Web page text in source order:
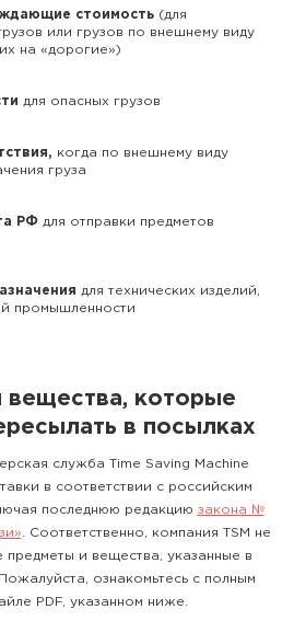
стоимость (для
или грузов по внешнему виду
на «дорогие»)
для опасных грузов
когда по внешнему виду
груза
РФ для отправки предметов
для технических изделий,
промышленности
вещества, которые
в посылках
служба Time Saving Machine
в соответствии с российским
последнюю редакцию закона №
. Соответственно, компания TSM не
предметы и вещества, указанные в
ознакомьтесь с полным
PDF, указанном ниже.